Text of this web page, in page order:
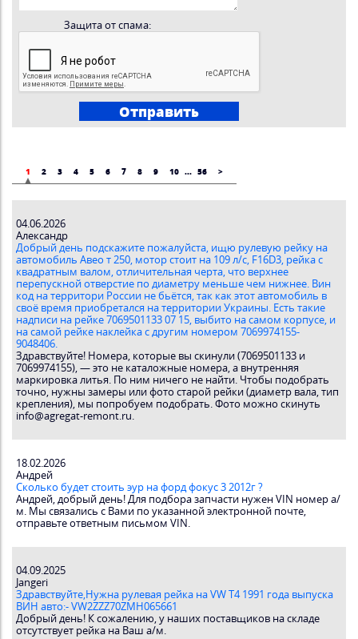
Защита от спама:
1 2 3 4 5 6 7 8 9 10 ... 56 >
04.06.2026
Александр
Добрый день подскажите пожалуйста, ищю рулевую рейку на
автомобиль Авео т 250, мотор стоит на 109 л/с, F16D3, рейка с
квадратным валом, отличительная черта, что верхнее
перепускной отверстие по диаметру меньше чем нижнее. Вин
код на территори России не бьётся, так как этот автомобиль в
своё время приобретался на территории Украины. Есть такие
надписи на рейке 7069501133 07 15, выбито на самом корпусе, и
на самой рейке наклейка с другим номером 7069974155-
9048406.
Здравствуйте! Номера, которые вы скинули (7069501133 и
7069974155), — это не каталожные номера, а внутренняя
маркировка литья. По ним ничего не найти. Чтобы подобрать
точно, нужны замеры или фото старой рейки (диаметр вала, тип
крепления), мы попробуем подобрать. Фото можно скинуть
info@agregat-remont.ru.
18.02.2026
Андрей
Сколько будет стоить эур на форд фокус 3 2012г ?
Андрей, добрый день! Для подбора запчасти нужен VIN номер а/
м. Мы связались с Вами по указанной электронной почте,
отправьте ответным письмом VIN.
04.09.2025
Jangeri
Здравствуйте,Нужна рулевая рейка на VW T4 1991 года выпуска
ВИН авто:- VW2ZZZ70ZMH065661
Добрый день! К сожалению, у наших поставщиков на складе
отсутствует рейка на Ваш а/м.